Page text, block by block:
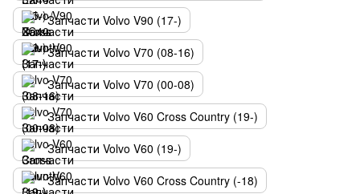
Запчасти Volvo V90 (17-)
Запчасти Volvo V70 (08-16)
Запчасти Volvo V70 (00-08)
Запчасти Volvo V60 Cross Country (19-)
Запчасти Volvo V60 (19-)
Запчасти Volvo V60 Cross Country (-18)